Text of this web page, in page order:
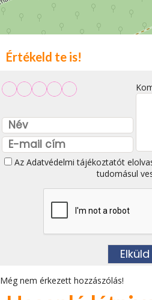
Értékeld te is!
Az Adatvédelmi tájékoztatót
tudomásul
Még nem érkezett hozzászólás!